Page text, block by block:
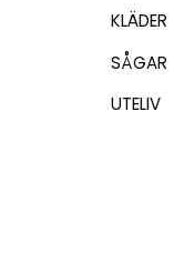
KLÄDER
SÅGAR
UTELIV